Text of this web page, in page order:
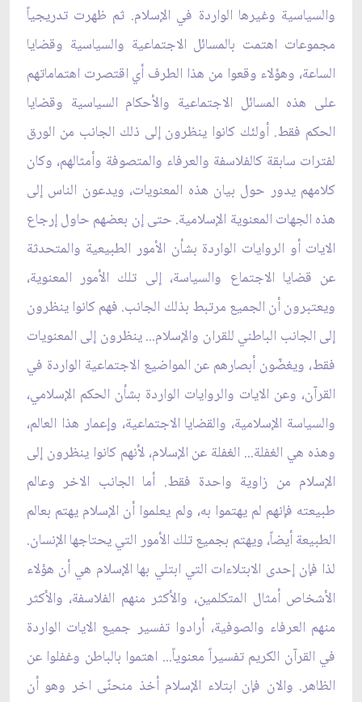
والسياسية وغيرها الواردة في الإسلام. ثم ظهرت تدريجياً
مجموعات اهتمت بالمسائل الاجتماعية والسياسية وقضايا
الساعة، وهؤلاء وقعوا من هذا الطرف أي اقتصرت اهتماماتهم
على هذه المسائل الاجتماعية والأحكام السياسية وقضايا
الحكم فقط. أولئك كانوا ينظرون إلى ذلك الجانب من الورق
لفترات سابقة كالفلاسفة والعرفاء والمتصوفة وأمثالهم، وكان
كلامهم يدور حول بيان هذه المعنويات، ويدعون الناس إلى
هذه الجهات المعنوية الإسلامية. حتى إن بعضهم حاول إرجاع
الايات أو الروايات الواردة بشأن الأمور الطبيعية والمتحدثة
عن قضايا الاجتماع والسياسة، إلى تلك الأمور المعنوية،
ويعتبرون أن الجميع مرتبط بذلك الجانب. فهم كانوا ينظرون
إلى الجانب الباطني للقران والإسلام... ينظرون إلى المعنويات
فقط، ويغضّون أبصارهم عن المواضيع الاجتماعية الواردة في
القرآن، وعن الايات والروايات الواردة بشأن الحكم الإسلامي،
والسياسة الإسلامية، والقضايا الاجتماعية، وإعمار هذا العالم،
وهذه هي الغفلة... الغفلة عن الإسلام، لأنهم كانوا ينظرون إلى
الإسلام من زاوية واحدة فقط. أما الجانب الاخر وعالم
طبيعته فإنهم لم يهتموا به، ولم يعلموا أن الإسلام يهتم بعالم
الطبيعة أيضاً، ويهتم بجميع تلك الأمور التي يحتاجها الإنسان.
لذا فإن إحدى الابتلاءات التي ابتلي بها الإسلام هي أن هؤلاء
الأشخاص أمثال المتكلمين، والأكثر منهم الفلاسفة، والأكثر
منهم العرفاء والصوفية، أرادوا تفسير جميع الايات الواردة
في القرآن الكريم تفسيراً معنوياً... اهتموا بالباطن وغفلوا عن
الظاهر. والان فإن ابتلاء الإسلام أخذ منحنًى اخر وهو أن